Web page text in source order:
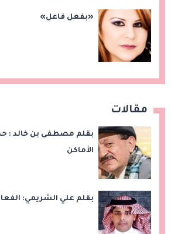
«بفعل فاعل»
مقالات
بقلم مصطفى بن خالد :
الأماكن
بقلم علي الشريمي: